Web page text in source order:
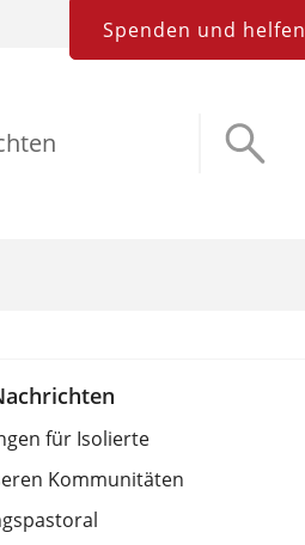
Spenden und helfen
für Isolierte
Kommunitäten